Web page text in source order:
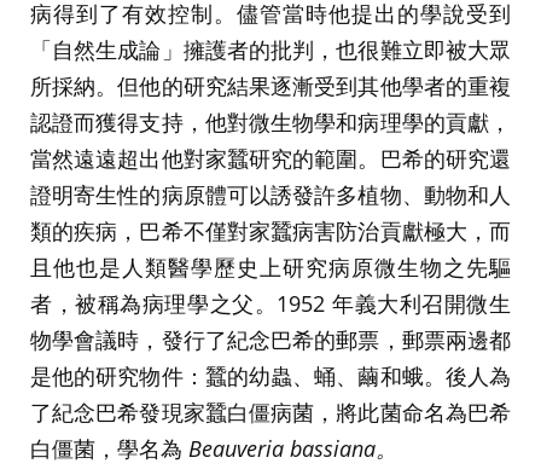
病得到了有效控制。儘管當時他提出的學說受到
「自然生成論」擁護者的批判，也很難立即被大眾
所採納。但他的研究結果逐漸受到其他學者的重複
認證而獲得支持，他對微生物學和病理學的貢獻，
當然遠遠超出他對家蠶研究的範圍。巴希的研究還
證明寄生性的病原體可以誘發許多植物、動物和人
類的疾病，巴希不僅對家蠶病害防治貢獻極大，而
且他也是人類醫學歷史上研究病原微生物之先驅
者，被稱為病理學之父。1952 年義大利召開微生
物學會議時，發行了紀念巴希的郵票，郵票兩邊都
是他的研究物件：蠶的幼蟲、蛹、繭和蛾。後人為
了紀念巴希發現家蠶白僵病菌，將此菌命名為巴希
白僵菌，學名為 Beauveria bassiana。